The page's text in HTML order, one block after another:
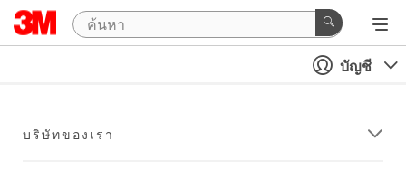
บัญชี
บริษัทของเรา